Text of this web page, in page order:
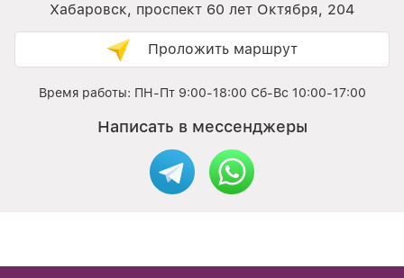
Хабаровск, проспект 60 лет Октября, 204
Проложить маршрут
Время работы: ПН-Пт 9:00-18:00 Сб-Вс 10:00-17:00
Написать в мессенджеры